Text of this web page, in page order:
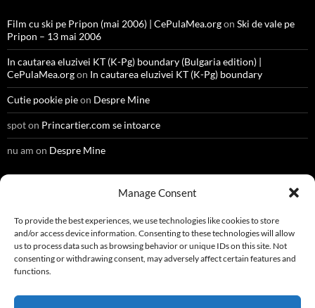
Manage Consent
To provide the best experiences, we use technologies like cookies to store
and/or access device information. Consenting to these technologies will allow
us to process data such as browsing behavior or unique IDs on this site. Not
consenting or withdrawing consent, may adversely affect certain features and
functions.
Film cu ski pe Pripon (mai 2006) | CePulaMea.orgon Ski de vale pe
Pripon – 13 mai 2006
In cautarea eluzivei KT (K-Pg) boundary (Bulgaria edition) |
CePulaMea.orgon In cautarea eluzivei KT (K-Pg) boundary
Cutie pookie pieon Despre Mine
spoton Princartier.com se intoarce
nu am on Despre Mine
Register
Log in
Entries feed